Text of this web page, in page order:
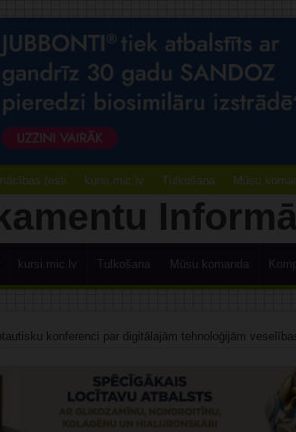
testi kursi.mic.lv Tulkošana Mūsu
kursi.mic.lv Tulkošana Mūsu komanda
konferenci par digitālajām tehnoloģijām